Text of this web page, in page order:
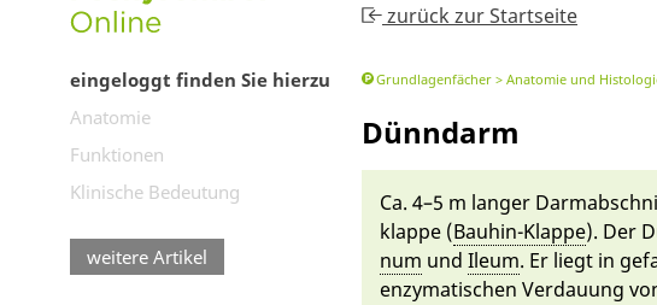
eingeloggt finden Sie hierzu
Anatomie
Funktionen
Klinische Bedeutung
weitere Artikel
zurück zur Startseite
Grundlagenfächer Anatomie und
Dünndarm
Ca. 4–5 m langer
klappe (Bau­hin-Klappe). Der
num und Ile­um. Er liegt in
enzymatischen Ver­dauung